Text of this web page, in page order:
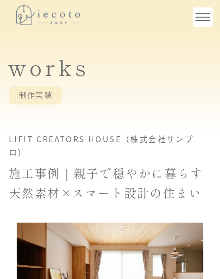
works
制作実績
LIFIT CREATORS HOUSE（株式会社サンプ
ロ）
施工事例｜親子で穏やかに暮らす
天然素材×スマート設計の住まい